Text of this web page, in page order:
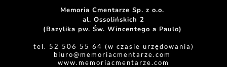
Memoria Cmentarze Sp. z o.o.
al. Ossolińskich 2
(Bazylika pw. Św. Wincentego a Paulo)
tel. 52 506 55 64 (w czasie urzędowania)
biuro@memoriacmentarze.com
www.memoriacmentarze.com